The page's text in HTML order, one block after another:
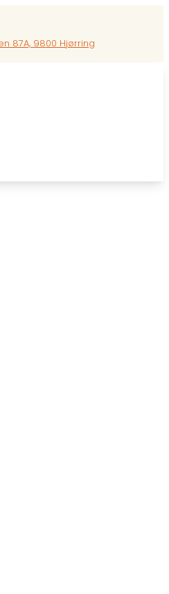
87A, 9800 Hjørring